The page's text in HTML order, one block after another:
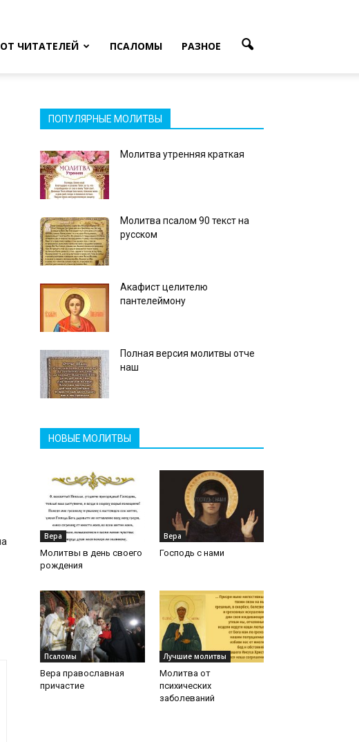
ОТ ЧИТАТЕЛЕЙ ПСАЛОМЫ РАЗНОЕ
ПОПУЛЯРНЫЕ МОЛИТВЫ
Молитва утренняя краткая
Молитва псалом 90 текст на
русском
Акафист целителю
пантелеймону
Полная версия молитвы отче
наш
НОВЫЕ МОЛИТВЫ
Вера
Молитвы в день своего
рождения
Вера
Господь с нами
Псаломы
Вера православная
причастие
Лучшие молитвы
Молитва от
психических
заболеваний